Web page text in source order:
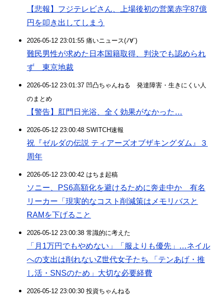
【悲報】フジテレビさん、上場後初の営業赤字87億
円を叩き出してしまう
2026-05-12 23:01:55 痛いニュース(ﾉ∀`)
難民男性が求めた日本国籍取得、判決でも認められ
ず 東京地裁
2026-05-12 23:01:37 凹凸ちゃんねる 発達障害・生きにくい人
のまとめ
【警告】肛門日光浴、全く効果がなかった…
2026-05-12 23:00:48 SWITCH速報
祝『ゼルダの伝説 ティアーズオブザキングダム』３
周年
2026-05-12 23:00:42 はちま起稿
ソニー、PS6高額化を避けるために奔走中か 有名
リーカー「現実的なコスト削減策はメモリバスと
RAMを下げること
2026-05-12 23:00:38 常識的に考えた
「月1万円でもやめない」「服よりも優先」…ネイル
への支出は削れないZ世代女子たち 「テンあげ・推
し活・SNSのため」大切な必要経費
2026-05-12 23:00:30 投資ちゃんねる